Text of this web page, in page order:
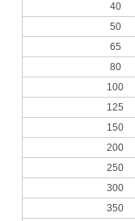
40
50
65
80
100
125
150
200
250
300
350